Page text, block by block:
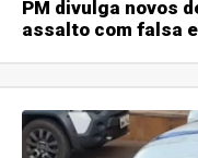
PM divulga novos
assalto com falsa